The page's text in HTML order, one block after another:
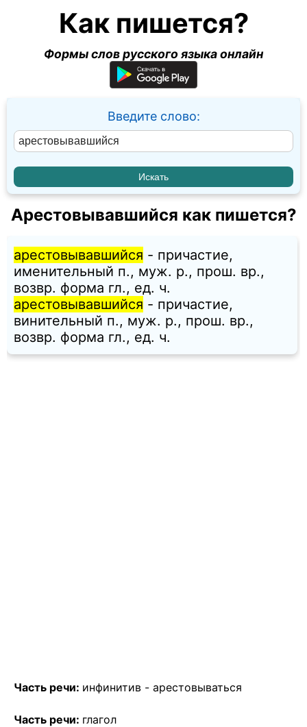
Как пишется?
Формы слов русского языка онлайн
Введите слово:
Арестовывавшийся как пишется?
арестовывавшийся - причастие,
именительный п., муж. p., прош. вр.,
возвр. форма гл., ед. ч.
арестовывавшийся - причастие,
винительный п., муж. p., прош. вр.,
возвр. форма гл., ед. ч.
Часть речи: инфинитив - арестовываться
Часть речи: глагол